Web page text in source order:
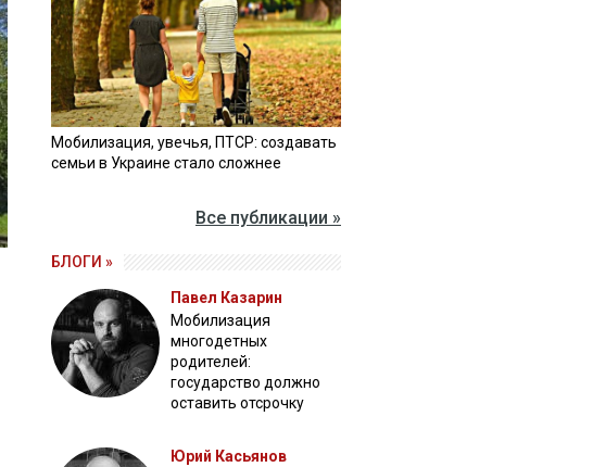
Мобилизация, увечья, ПТСР: создавать
семьи в Украине стало сложнее
Все публикации »
БЛОГИ »
Павел Казарин
Мобилизация
многодетных
родителей:
государство должно
оставить отсрочку
Юрий Касьянов